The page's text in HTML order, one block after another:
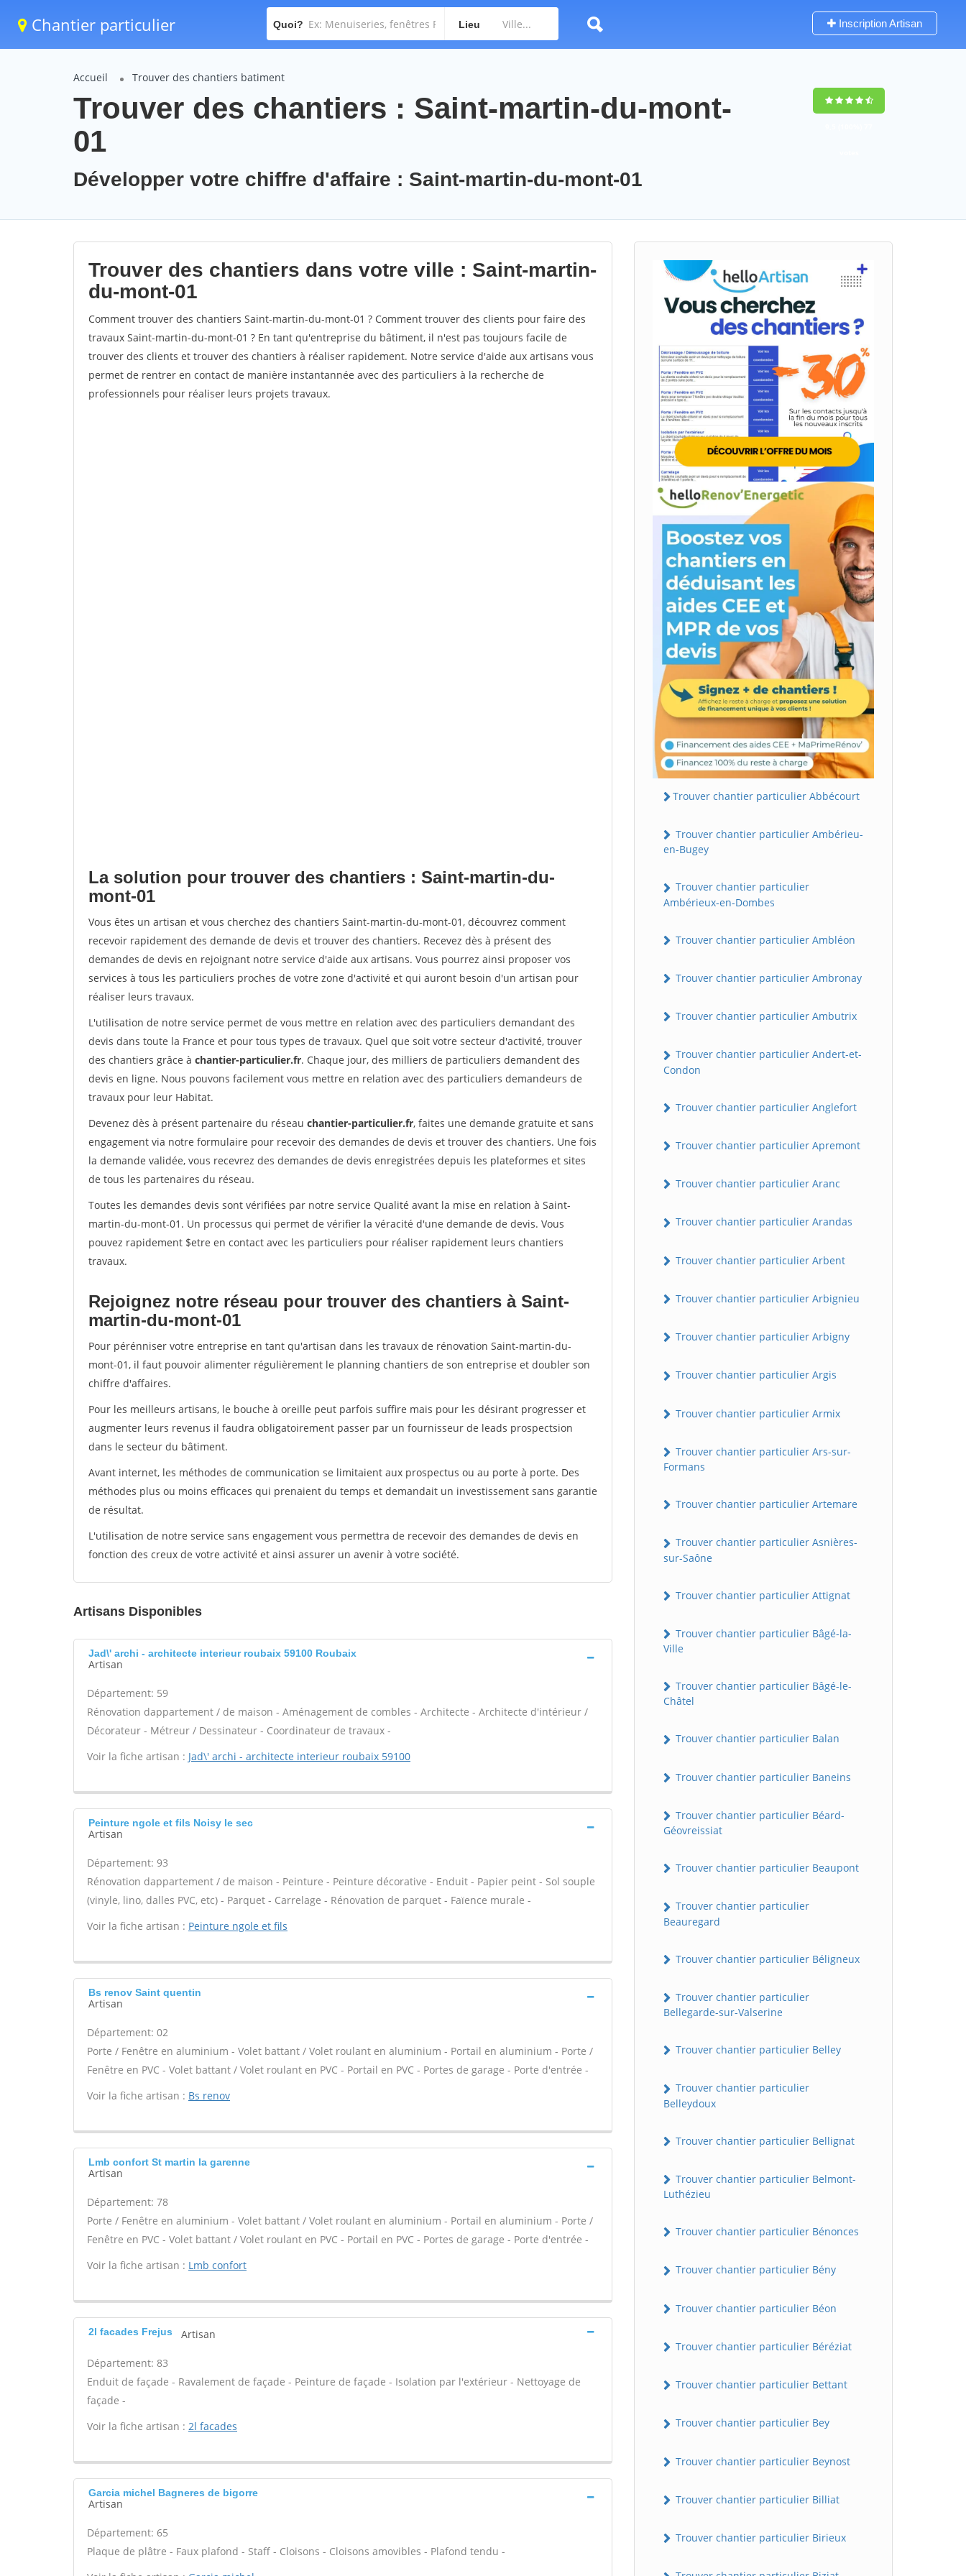
Chantier particulier Quoi? Lieu Inscription Artisan
Accueil Trouver des chantiers batiment
Trouver des chantiers : Saint-martin-du-mont-
01
Développer votre chiffre d'affaire : Saint-martin-du-mont-01
Trouver des chantiers dans votre ville : Saint-martin-
du-mont-01
Comment trouver des chantiers Saint-martin-du-mont-01 ? Comment trouver des clients pour faire des
travaux Saint-martin-du-mont-01 ? En tant qu'entreprise du bâtiment, il n'est pas toujours facile de
trouver des clients et trouver des chantiers à réaliser rapidement. Notre service d'aide aux artisans vous
permet de rentrer en contact de manière instantannée avec des particuliers à la recherche de
professionnels pour réaliser leurs projets travaux.
La solution pour trouver des chantiers : Saint-martin-du-
mont-01
Vous êtes un artisan et vous cherchez des chantiers Saint-martin-du-mont-01, découvrez comment
recevoir rapidement des demande de devis et trouver des chantiers. Recevez dès à présent des
demandes de devis en rejoignant notre service d'aide aux artisans. Vous pourrez ainsi proposer vos
services à tous les particuliers proches de votre zone d'activité et qui auront besoin d'un artisan pour
réaliser leurs travaux.
L'utilisation de notre service permet de vous mettre en relation avec des particuliers demandant des
devis dans toute la France et pour tous types de travaux. Quel que soit votre secteur d'activité, trouver
des chantiers grâce à chantier-particulier.fr. Chaque jour, des milliers de particuliers demandent des
devis en ligne. Nous pouvons facilement vous mettre en relation avec des particuliers demandeurs de
travaux pour leur Habitat.
Devenez dès à présent partenaire du réseau chantier-particulier.fr, faites une demande gratuite et sans
engagement via notre formulaire pour recevoir des demandes de devis et trouver des chantiers. Une fois
la demande validée, vous recevrez des demandes de devis enregistrées depuis les plateformes et sites
de tous les partenaires du réseau.
Toutes les demandes devis sont vérifiées par notre service Qualité avant la mise en relation à Saint-
martin-du-mont-01. Un processus qui permet de vérifier la véracité d'une demande de devis. Vous
pouvez rapidement $etre en contact avec les particuliers pour réaliser rapidement leurs chantiers
travaux.
Rejoignez notre réseau pour trouver des chantiers à Saint-
martin-du-mont-01
Pour pérénniser votre entreprise en tant qu'artisan dans les travaux de rénovation Saint-martin-du-
mont-01, il faut pouvoir alimenter régulièrement le planning chantiers de son entreprise et doubler son
chiffre d'affaires.
Pour les meilleurs artisans, le bouche à oreille peut parfois suffire mais pour les désirant progresser et
augmenter leurs revenus il faudra obligatoirement passer par un fournisseur de leads prospectsion
dans le secteur du bâtiment.
Avant internet, les méthodes de communication se limitaient aux prospectus ou au porte à porte. Des
méthodes plus ou moins efficaces qui prenaient du temps et demandait un investissement sans garantie
de résultat.
L'utilisation de notre service sans engagement vous permettra de recevoir des demandes de devis en
fonction des creux de votre activité et ainsi assurer un avenir à votre société.
Artisans Disponibles
Jad\' archi - architecte interieur roubaix 59100 Roubaix
Artisan
Département: 59
Rénovation dappartement / de maison - Aménagement de combles - Architecte - Architecte d'intérieur /
Décorateur - Métreur / Dessinateur - Coordinateur de travaux -
Voir la fiche artisan : Jad\' archi - architecte interieur roubaix 59100
Peinture ngole et fils Noisy le sec
Artisan
Département: 93
Rénovation dappartement / de maison - Peinture - Peinture décorative - Enduit - Papier peint - Sol souple
(vinyle, lino, dalles PVC, etc) - Parquet - Carrelage - Rénovation de parquet - Faïence murale -
Voir la fiche artisan : Peinture ngole et fils
Bs renov Saint quentin
Artisan
Département: 02
Porte / Fenêtre en aluminium - Volet battant / Volet roulant en aluminium - Portail en aluminium - Porte /
Fenêtre en PVC - Volet battant / Volet roulant en PVC - Portail en PVC - Portes de garage - Porte d'entrée -
Voir la fiche artisan : Bs renov
Lmb confort St martin la garenne
Artisan
Département: 78
Porte / Fenêtre en aluminium - Volet battant / Volet roulant en aluminium - Portail en aluminium - Porte /
Fenêtre en PVC - Volet battant / Volet roulant en PVC - Portail en PVC - Portes de garage - Porte d'entrée -
Voir la fiche artisan : Lmb confort
2l facades Frejus Artisan
Département: 83
Enduit de façade - Ravalement de façade - Peinture de façade - Isolation par l'extérieur - Nettoyage de
façade -
Voir la fiche artisan : 2l facades
Garcia michel Bagneres de bigorre
Artisan
Département: 65
Plaque de plâtre - Faux plafond - Staff - Cloisons - Cloisons amovibles - Plafond tendu -
Trouver chantier particulier Abbécourt
Trouver chantier particulier Ambérieu-
en-Bugey
Trouver chantier particulier
Ambérieux-en-Dombes
Trouver chantier particulier Ambléon
Trouver chantier particulier Ambronay
Trouver chantier particulier Ambutrix
Trouver chantier particulier Andert-et-
Condon
Trouver chantier particulier Anglefort
Trouver chantier particulier Apremont
Trouver chantier particulier Aranc
Trouver chantier particulier Arandas
Trouver chantier particulier Arbent
Trouver chantier particulier Arbignieu
Trouver chantier particulier Arbigny
Trouver chantier particulier Argis
Trouver chantier particulier Armix
Trouver chantier particulier Ars-sur-
Formans
Trouver chantier particulier Artemare
Trouver chantier particulier Asnières-
sur-Saône
Trouver chantier particulier Attignat
Trouver chantier particulier Bâgé-la-
Ville
Trouver chantier particulier Bâgé-le-
Châtel
Trouver chantier particulier Balan
Trouver chantier particulier Baneins
Trouver chantier particulier Béard-
Géovreissiat
Trouver chantier particulier Beaupont
Trouver chantier particulier
Beauregard
Trouver chantier particulier Béligneux
Trouver chantier particulier
Bellegarde-sur-Valserine
Trouver chantier particulier Belley
Trouver chantier particulier
Belleydoux
Trouver chantier particulier Bellignat
Trouver chantier particulier Belmont-
Luthézieu
Trouver chantier particulier Bénonces
Trouver chantier particulier Bény
Trouver chantier particulier Béon
Trouver chantier particulier Béréziat
Trouver chantier particulier Bettant
Trouver chantier particulier Bey
Trouver chantier particulier Beynost
Trouver chantier particulier Billiat
Trouver chantier particulier Birieux